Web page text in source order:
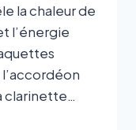
la chaleur de
l’énergie
clarinette…